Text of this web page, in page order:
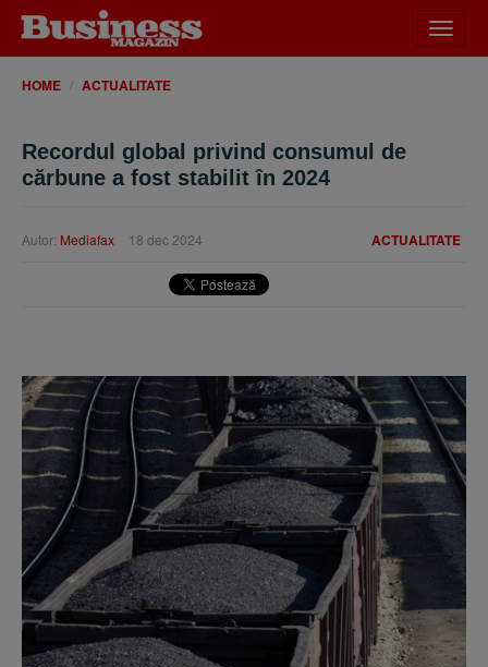
meniu
HOME ACTUALITATE
Recordul global privind consumul de
cărbune a fost stabilit în 2024
ACTUALITATE
Autor: Mediafax 18 dec 2024